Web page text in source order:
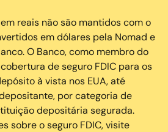
reais não são mantidos com o
em dólares pela Nomad e
O Banco, como membro do
de seguro FDIC para os
à vista nos EUA, até
por categoria de
depositária segurada.
sobre o seguro FDIC, visite